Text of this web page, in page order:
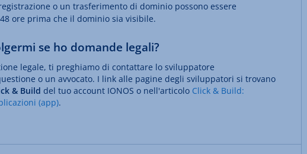
o un trasferimento di dominio possono essere
ore prima che il dominio sia visibile.
se ho domande legali?
legale, ti preghiamo di contattare lo sviluppatore
o un avvocato. I link alle pagine degli sviluppatori si trovano
& Build del tuo account IONOS o nell'articolo Click & Build:
(app).